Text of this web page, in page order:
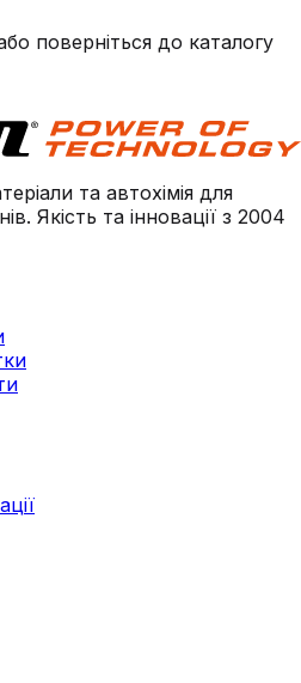
поверніться до каталогу
та автохімія для
Якість та інновації з 2004